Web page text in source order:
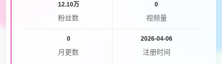
12.10万
粉丝数
0
视频量
0
月更数
2026-04-06
注册时间